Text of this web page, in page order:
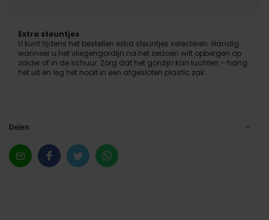
Extra steuntjes
U kunt tijdens het bestellen extra steuntjes selecteren. Handig
wanneer u het vliegengordijn na het seizoen wilt opbergen op
zolder of in de schuur. Zorg dat het gordijn kan luchten – hang
het uit en leg het nooit in een afgesloten plastic zak.
Delen